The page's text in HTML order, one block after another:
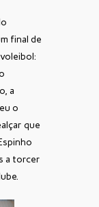
final de
a
o
que
a torcer